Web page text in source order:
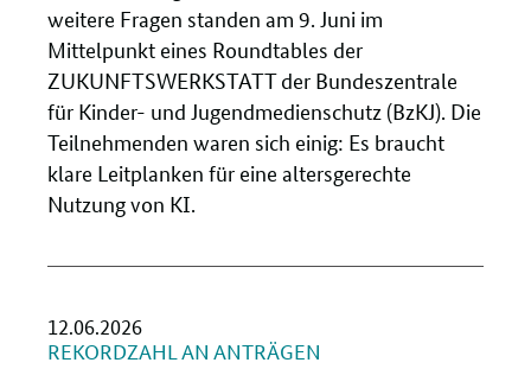
weitere Fragen standen am 9. Juni im
Mittelpunkt eines Roundtables der
ZUKUNFTSWERKSTATT der Bundeszentrale
für Kinder- und Jugendmedienschutz (BzKJ). Die
Teilnehmenden waren sich einig: Es braucht
klare Leitplanken für eine altersgerechte
Nutzung von KI.
12.06.2026
REKORDZAHL AN ANTRÄGEN